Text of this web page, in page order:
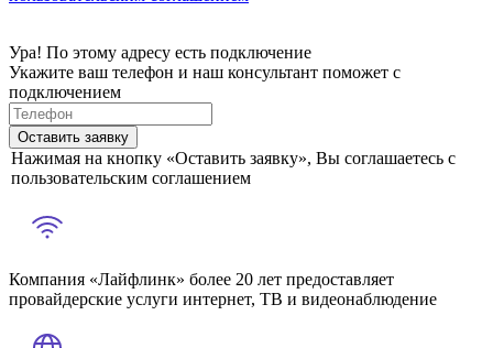
Ура! По этому адресу есть подключение
Укажите ваш телефон и наш консультант поможет с
подключением
Оставить заявку
Нажимая на кнопку «Оставить заявку», Вы соглашаетесь с
пользовательским соглашением
Компания «Лайфлинк» более 20 лет предоставляет
провайдерские услуги интернет, ТВ и видеонаблюдение